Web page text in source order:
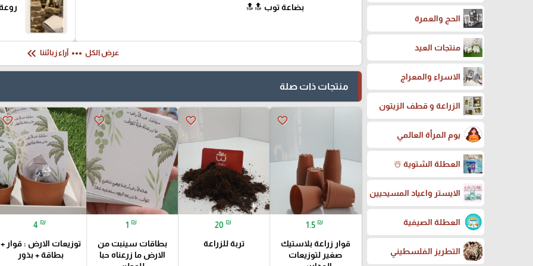
الحج والعمرة
منتجات العيد
الاسراء والمعراج
الزراعة و قطف الزيتون
يوم المرأة العالمي
العطلة الشتوية ☃️
الايستر واعياد المسيحيين
العطلة الصيفية
التطريز الفلسطيني
بضاعة توب 🔝🔝
عرض الكل more_horiz آراء زبائننا keyboard_double_arrow_left
منتجات ذات صلة
favorite_border
1.5 ₪
قوار زراعة بلاستيك
صغير لتوزيعات
favorite_border
20 ₪
تربة للزراعة
favorite_border
1 ₪
بطاقات سينبت من
الارض ما زرعناه حبا
favorite_border
4 ₪
توزيعات الارض : قوار +
بطاقة + بذور